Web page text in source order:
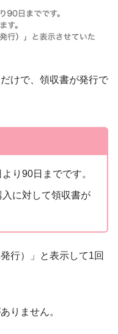
けで、領収書が発行で
り90日までです。
に対して領収書が
行）」と表示して1回
りません。